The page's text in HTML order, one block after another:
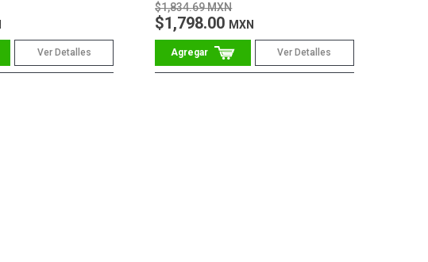
Ver Detalles
$1,834.69 MXN
$1,798.00 MXN
Ver Detalles